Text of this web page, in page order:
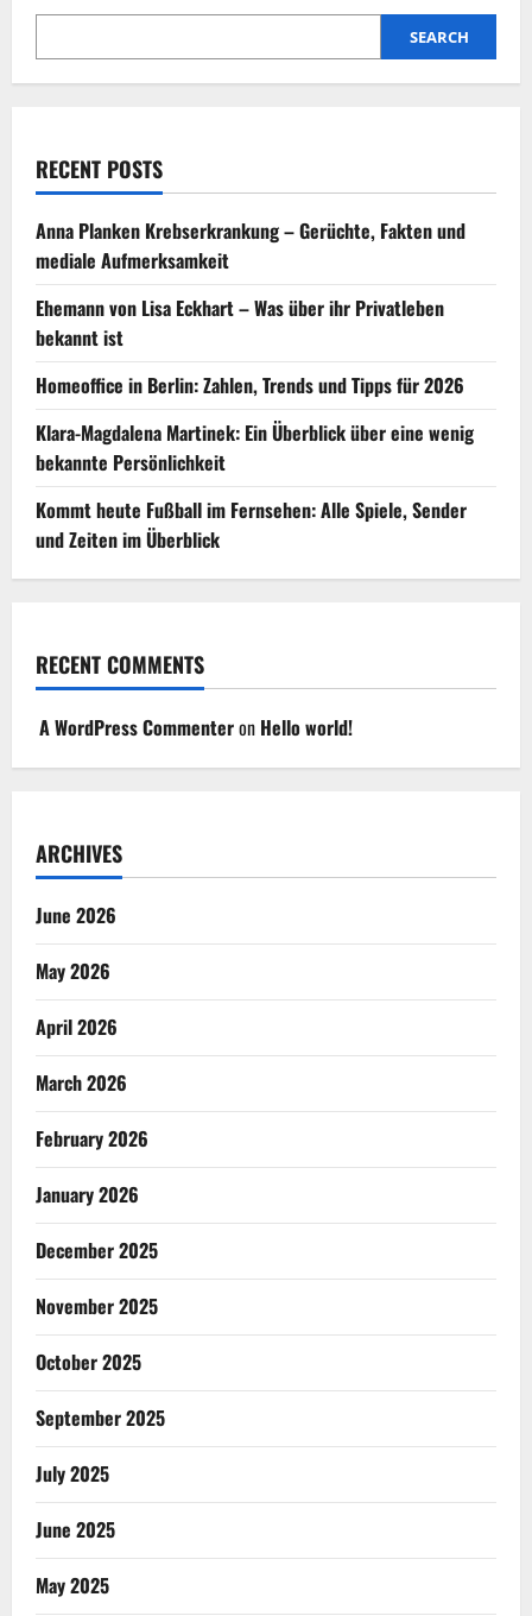
Gaming-
SEARCH
RECENT POSTS
Anna Planken Krebserkrankung – Gerüchte, Fakten und
mediale Aufmerksamkeit
Ehemann von Lisa Eckhart – Was über ihr Privatleben
bekannt ist
Homeoffice in Berlin: Zahlen, Trends und Tipps für 2026
Klara-Magdalena Martinek: Ein Überblick über eine wenig
bekannte Persönlichkeit
Kommt heute Fußball im Fernsehen: Alle Spiele, Sender
und Zeiten im Überblick
RECENT COMMENTS
A WordPress Commenteron Hello world!
ARCHIVES
June 2026
May 2026
April 2026
March 2026
February 2026
January 2026
December 2025
November 2025
October 2025
September 2025
July 2025
June 2025
May 2025